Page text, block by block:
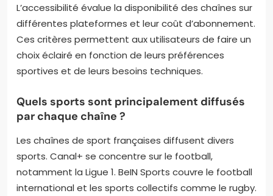
L’accessibilité évalue la disponibilité des chaînes sur
différentes plateformes et leur coût d’abonnement.
Ces critères permettent aux utilisateurs de faire un
choix éclairé en fonction de leurs préférences
sportives et de leurs besoins techniques.
Quels sports sont principalement diffusés
par chaque chaîne ?
Les chaînes de sport françaises diffusent divers
sports. Canal+ se concentre sur le football,
notamment la Ligue 1. BeIN Sports couvre le football
international et les sports collectifs comme le rugby.